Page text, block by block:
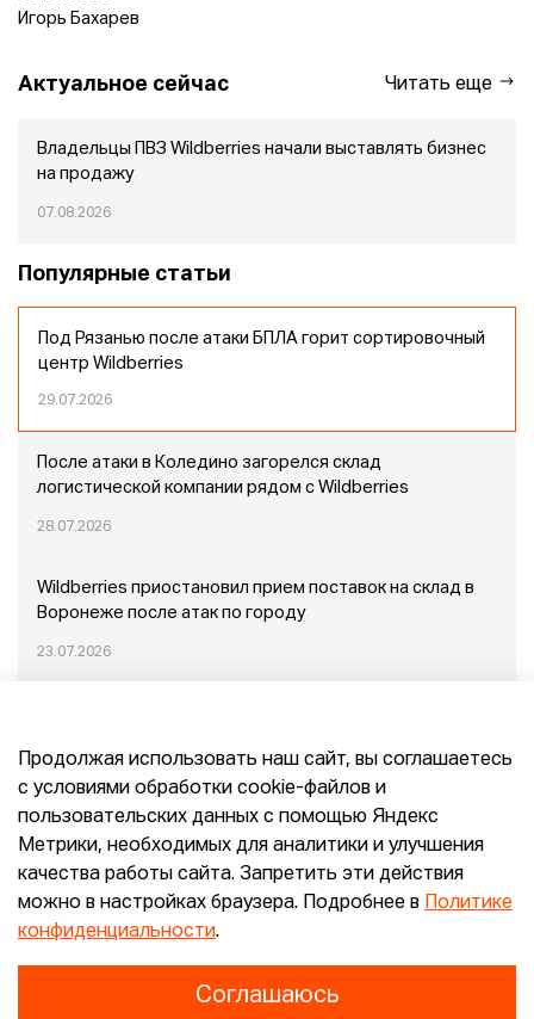
Игорь Бахарев
Актуальное сейчас Читать еще
Владельцы ПВЗ Wildberries начали выставлять бизнес
на продажу
07.08.2026
Популярные статьи
Под Рязанью после атаки БПЛА горит сортировочный
центр Wildberries
29.07.2026
После атаки в Коледино загорелся склад
логистической компании рядом с Wildberries
28.07.2026
Wildberries приостановил прием поставок на склад в
Воронеже после атак по городу
23.07.2026
Конец эпохи маркетплейсов: прогнозы сооснователя
Mr.Doors Максима Валецкого
26.06.2026
КонфиденциальностьСогласие
Продолжая использовать наш сайт, вы соглашаетесь
с условиями обработки cookie-файлов и
пользовательских данных с помощью Яндекс
Метрики, необходимых для аналитики и улучшения
качества работы сайта. Запретить эти действия
можно в настройках браузера. Подробнее в
Политике
конфиденциальности.
Соглашаюсь